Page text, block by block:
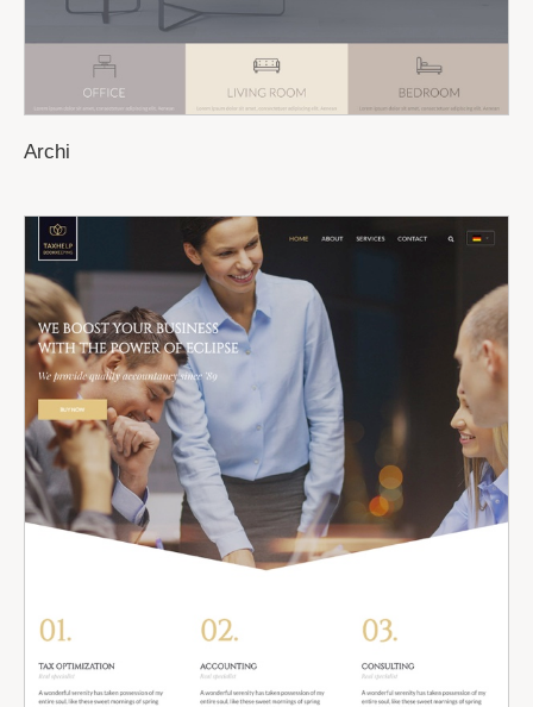
Archi